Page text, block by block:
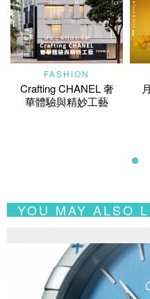
FASHION
Crafting CHANEL 奢
華體驗與精妙工藝
YOU MAY ALSO